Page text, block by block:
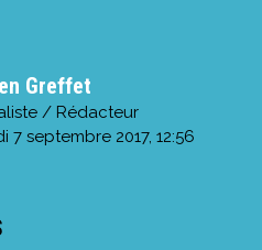
Greffet
/ Rédacteur
7 septembre 2017, 12:56